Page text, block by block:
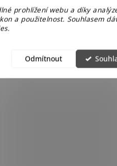
prohlížení webu a díky
a použitelnost. Souhlasem
Odmítnout